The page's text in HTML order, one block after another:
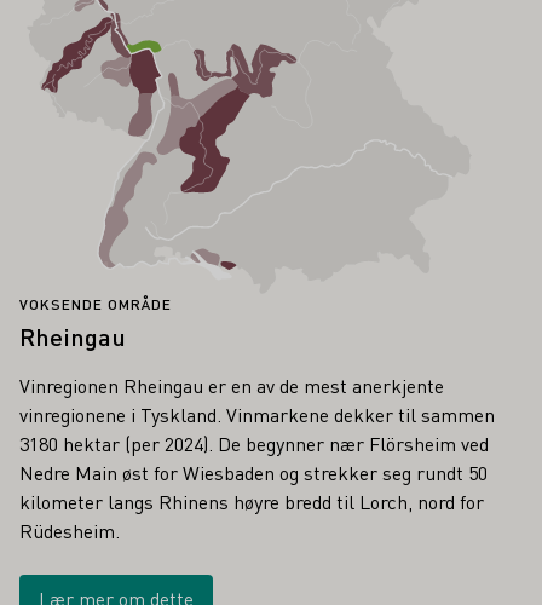
VOKSENDE OMRÅDE
Rheingau
Vinregionen Rheingau er en av de mest anerkjente
vinregionene i Tyskland. Vinmarkene dekker til sammen
3180 hektar (per 2024). De begynner nær Flörsheim ved
Nedre Main øst for Wiesbaden og strekker seg rundt 50
kilometer langs Rhinens høyre bredd til Lorch, nord for
Rüdesheim.
Lær mer om dette